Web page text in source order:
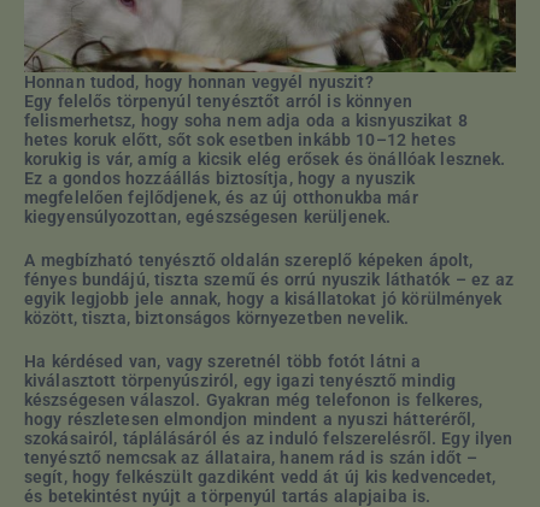
Honnan tudod, hogy honnan vegyél nyuszit?
Egy felelős törpenyúl tenyésztőt arról is könnyen
felismerhetsz, hogy soha nem adja oda a kisnyuszikat 8
hetes koruk előtt, sőt sok esetben inkább 10–12 hetes
korukig is vár, amíg a kicsik elég erősek és önállóak lesznek.
Ez a gondos hozzáállás biztosítja, hogy a nyuszik
megfelelően fejlődjenek, és az új otthonukba már
kiegyensúlyozottan, egészségesen kerüljenek.
A megbízható tenyésztő oldalán szereplő képeken ápolt,
fényes bundájú, tiszta szemű és orrú nyuszik láthatók – ez az
egyik legjobb jele annak, hogy a kisállatokat jó körülmények
között, tiszta, biztonságos környezetben nevelik.
Ha kérdésed van, vagy szeretnél több fotót látni a
kiválasztott törpenyúsziról, egy igazi tenyésztő mindig
készségesen válaszol. Gyakran még telefonon is felkeres,
hogy részletesen elmondjon mindent a nyuszi hátteréről,
szokásairól, táplálásáról és az induló felszerelésről. Egy ilyen
tenyésztő nemcsak az állataira, hanem rád is szán időt –
segít, hogy felkészült gazdiként vedd át új kis kedvencedet,
és betekintést nyújt a törpenyúl tartás alapjaiba is.